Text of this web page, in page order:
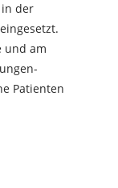
der
und am
Patienten